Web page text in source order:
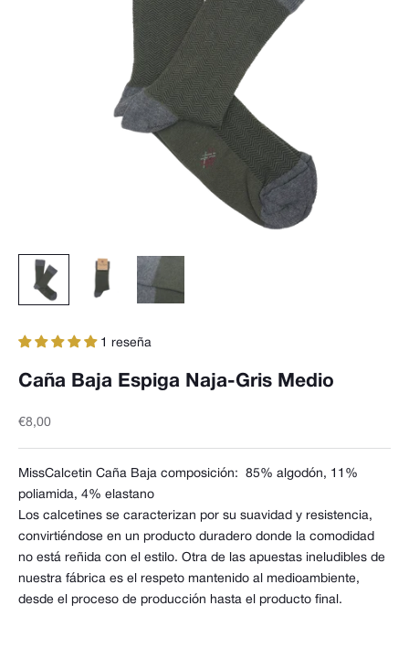
1 reseña
Caña Baja Espiga Naja-Gris Medio
Precio de oferta
€8,00
MissCalcetin Caña Baja composición:
85% algodón, 11%
poliamida, 4% elastano
Los calcetines se caracterizan por su suavidad y resistencia,
convirtiéndose en un producto duradero donde la comodidad
no está reñida con el estilo. Otra de las apuestas ineludibles de
nuestra fábrica es el respeto mantenido al medioambiente,
desde el proceso de producción hasta el producto final.